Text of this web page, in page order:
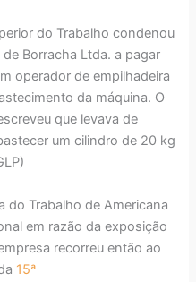
do Trabalho condenou
Borracha Ltda. a pagar
operador de empilhadeira
da máquina. O
que levava de
um cilindro de 20 kg
do Trabalho de Americana
em razão da exposição
recorreu então ao
15ª